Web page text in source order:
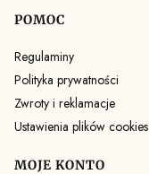
Linki w stopce
POMOC
Regulaminy
Polityka prywatności
Zwroty i reklamacje
Ustawienia plików cookies
MOJE KONTO